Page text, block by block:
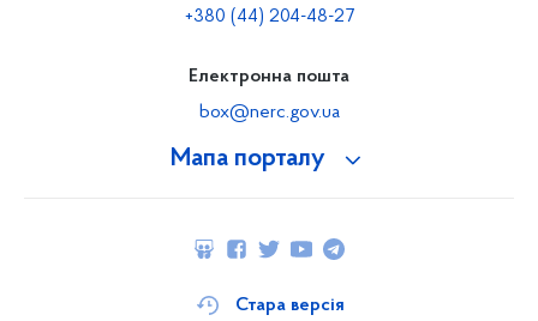
Мапа порталу
+380 (44) 204-48-27
Електронна пошта
box@nerc.gov.ua
Стара версія